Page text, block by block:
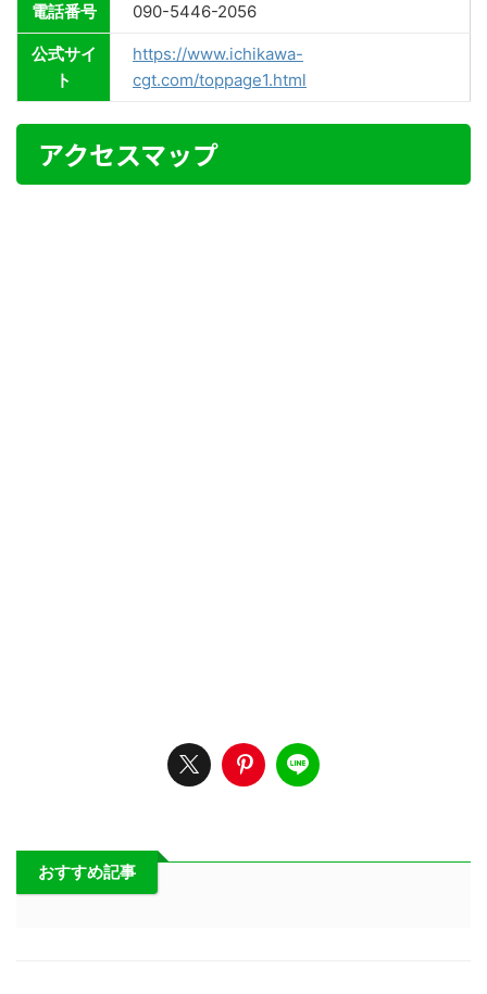
電話番号 090-5446-2056
公式サイ
ト
https://www.ichikawa-
cgt.com/toppage1.html
アクセスマップ
おすすめ記事